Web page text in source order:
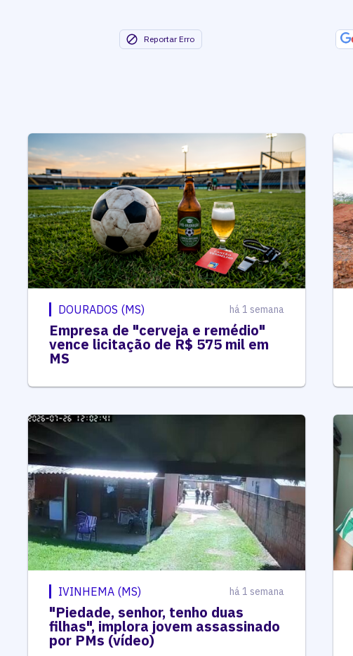
Reportar Erro
DOURADOS (MS) há 1 semana
Empresa de "cerveja e remédio"
vence licitação de R$ 575 mil em
MS
IVINHEMA (MS) há 1 semana
"Piedade, senhor, tenho duas
filhas", implora jovem assassinado
por PMs (vídeo)